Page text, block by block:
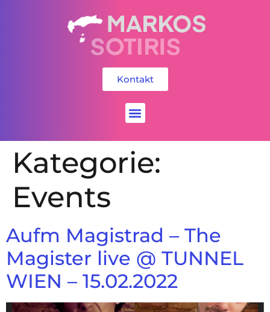
Kontakt
Kategorie:
Events
Aufm Magistrad – The
Magister live @ TUNNEL
WIEN – 15.02.2022